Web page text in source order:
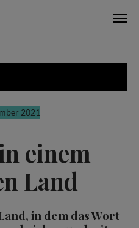
2021
einem
Land
in dem das Wort